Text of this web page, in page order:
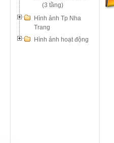
(3 tầng)
Hình ảnh Tp Nha
Trang
Hình ảnh hoạt động